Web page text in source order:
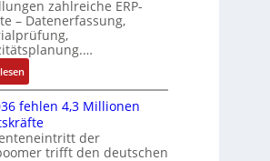
a
u
f
n
a
h
m
e
N
C
-
y
s
e
m
f
t
s
f
ü
h
r
e
r
s
:
Q
2
-
E
r
g
e
r
t
r
i
e
b
s
-
u
zahlreiche ERP-
– Datenerfassung,
:
K
I
b
r
a
fehlen 4,3 Millionen
der
trifft den deutschen